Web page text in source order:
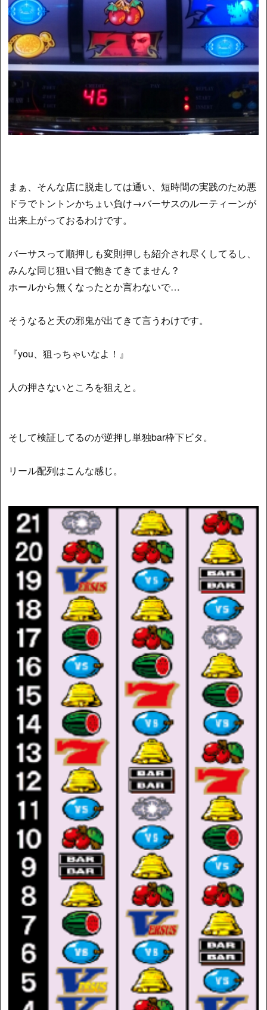
まぁ、そんな店に脱走しては通い、短時間の実践のため悪
ドラでトントンかちょい負け→バーサスのルーティーンが
出来上がっておるわけです。
バーサスって順押しも変則押しも紹介され尽くしてるし、
みんな同じ狙い目で飽きてきてません？
ホールから無くなったとか言わないで…
そうなると天の邪鬼が出てきて言うわけです。
『you、狙っちゃいなよ！』
人の押さないところを狙えと。
そして検証してるのが逆押し単独bar枠下ビタ。
リール配列はこんな感じ。